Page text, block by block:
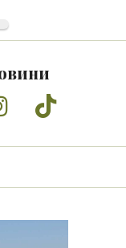
Instagram
Tiktok